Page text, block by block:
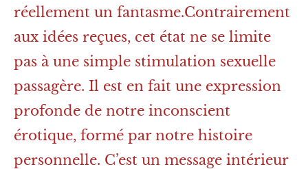
réellement un fantasme.Contrairement
aux idées reçues, cet état ne se limite
pas à une simple stimulation sexuelle
passagère. Il est en fait une expression
profonde de notre inconscient
érotique, formé par notre histoire
personnelle. C’est un message intérieur